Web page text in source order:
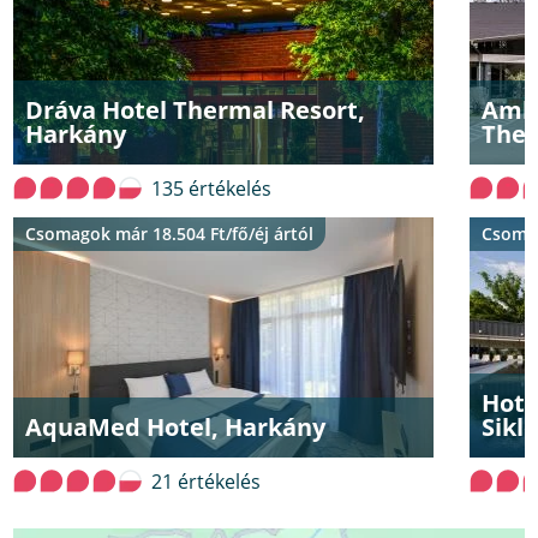
Dráva Hotel Thermal Resort,
Harkány
135 értékelés
AquaMed Hotel, Harkány
Csomagok már 18.504 Ft/fő/éj ártól
21 értékelés